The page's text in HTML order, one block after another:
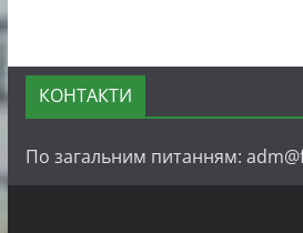
КОНТАКТИ
По загальним питанням: